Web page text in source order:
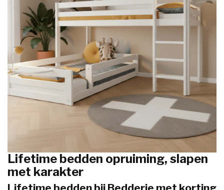
Lifetime bedden opruiming, slapen
met karakter